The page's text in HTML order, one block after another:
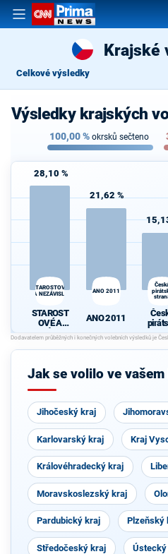
Krajské
Celkové výsledky
Výsledky krajských
100,00% okrsků sečteno
28,10 %
STAROSTOVÉ
A NEZÁVISLÍ
STAROST
OVÉ A
NEZÁVISL
Í
21,62 %
ANO 2011
ANO 2011
Jak se volilo ve vašem
Jihočeský kraj
Karlovarský kraj Kraj
Královéhradecký kraj
Moravskoslezský kraj
Pardubický kraj Plzeňský
Středočeský kraj